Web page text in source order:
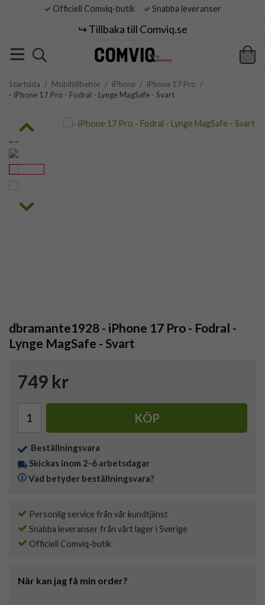
Officiell Comviq-butik Snabba leveranser
↪️ Tillbaka till Comviq.se
Startsida / Mobiltillbehör / iPhone / iPhone 17 Pro /
- iPhone 17 Pro - Fodral - Lynge MagSafe - Svart
dbramante1928 - iPhone 17 Pro - Fodral -
Lynge MagSafe - Svart
749 kr
KÖP
Beställningsvara
Skickas inom 2-6 arbetsdagar
Vad betyder beställningsvara?
Personlig service från vår kundtjänst
Snabba leveranser från vårt lager i Sverige
Officiell Comviq-butik
När kan jag få min order?